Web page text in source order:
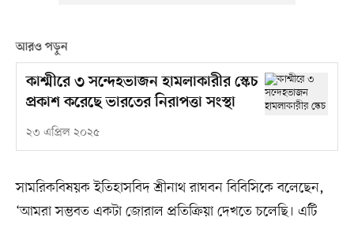
আরও পড়ুন
কাশ্মীরে ৩ সন্দেহভাজন হামলাকারীর স্কেচ
প্রকাশ করেছে ভারতের নিরাপত্তা সংস্থা
২৩ এপ্রিল ২০২৫
সামরিকবিষয়ক ইতিহাসবিদ শ্রীনাথ রাঘবন বিবিসিকে বলেছেন,
‘আমরা সম্ভবত একটা জোরাল প্রতিক্রিয়া দেখতে চলেছি। এটি